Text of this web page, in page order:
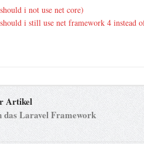
i not use net core)
i still use net framework 4 instead
Artikel
das Laravel Framework